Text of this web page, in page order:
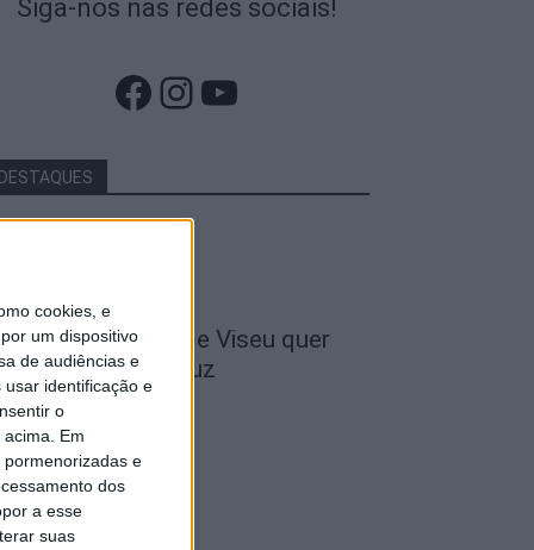
cookies, e
um dispositivo
de audiências e
identificação e
o
Em
e
dos
a esse
suas
Siga-nos nas redes sociais!
Facebook
Instagram
YouTube
Académico de Viseu quer
Benfica na Luz
Agosto, 2026